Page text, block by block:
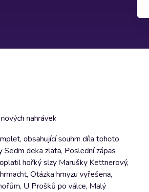
nahrávek
obsahující souhrn díla tohoto
Sedm deka zlata, Poslední zápas
hořký slzy Marušky Kettnerový,
Otázka hmyzu vyřešena,
U Prošků po válce, Malý